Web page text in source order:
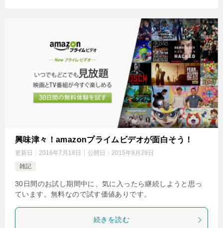
興味津々！amazonプライムビデオが面白そう！
更新日： 2016年7月18日 公開日： 2015年9月29日
雑記
30日間のお試し期間中に、気に入ったら継続しようと思っ
ています。無料なので試す価値ありです。
続きを読む